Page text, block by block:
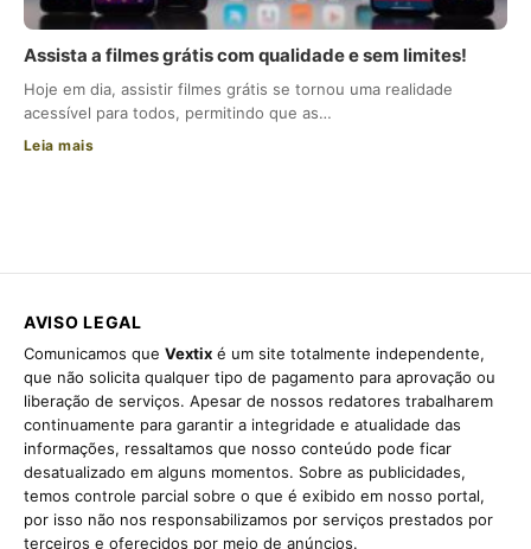
Assista a filmes grátis com qualidade e sem limites!
Hoje em dia, assistir filmes grátis se tornou uma realidade
acessível para todos, permitindo que as…
Leia mais
AVISO LEGAL
Comunicamos que Vextix é um site totalmente independente,
que não solicita qualquer tipo de pagamento para aprovação ou
liberação de serviços. Apesar de nossos redatores trabalharem
continuamente para garantir a integridade e atualidade das
informações, ressaltamos que nosso conteúdo pode ficar
desatualizado em alguns momentos. Sobre as publicidades,
temos controle parcial sobre o que é exibido em nosso portal,
por isso não nos responsabilizamos por serviços prestados por
terceiros e oferecidos por meio de anúncios.